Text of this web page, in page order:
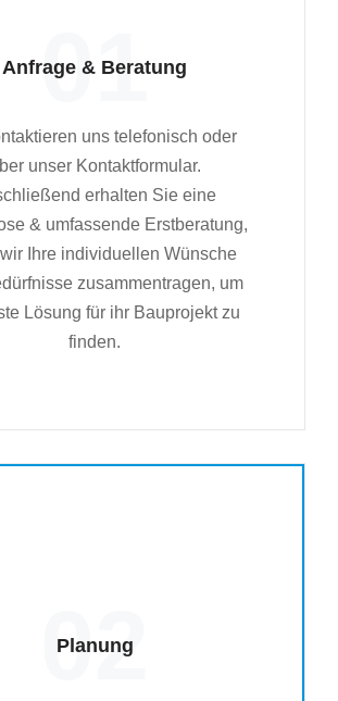
Anfrage & Beratung
01
uns telefonisch oder
unser Kontaktformular.
erhalten Sie eine
& umfassende Erstberatung,
Ihre individuellen Wünsche
zusammentragen, um
Lösung für ihr Bauprojekt zu
finden.
Planung
02